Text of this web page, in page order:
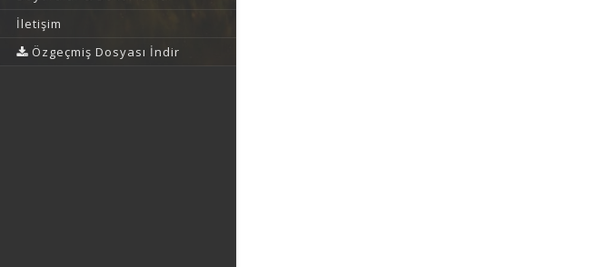
İletişim
Özgeçmiş Dosyası İndir